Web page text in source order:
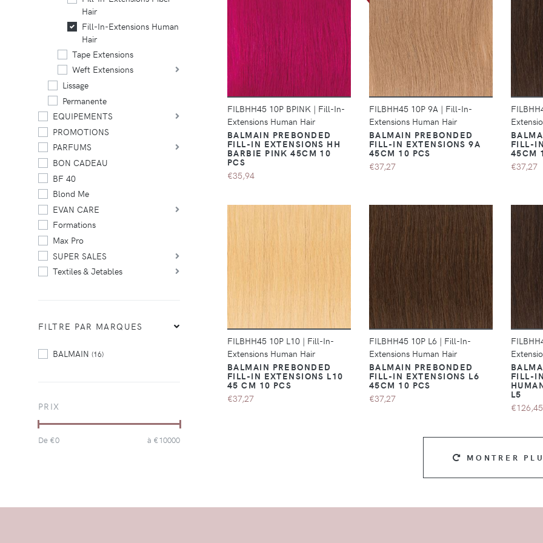
Hair
Fill-In-Extensions Human
Hair
Tape Extensions
Weft Extensions
Lissage
Permanente
EQUIPEMENTS
PROMOTIONS
PARFUMS
BON CADEAU
BF 40
Blond Me
EVAN CARE
Formations
Max Pro
SUPER SALES
Textiles & Jetables
FILTRE PAR MARQUES
BALMAIN (16)
PRIX
De €0 à €10000
DÉTAILS
FILBHH45 10P BPINK | Fill-In-
Extensions Human Hair
BALMAIN PREBONDED
FILL-IN EXTENSIONS HH
BARBIE PINK 45CM 10
PCS
€35,94
DÉTAILS
FILBHH45 10P 9A | Fill-In-
Extensions Human Hair
BALMAIN PREBONDED
FILL-IN EXTENSIONS 9A
45CM 10 PCS
€37,27
FILL-
45CM
€37,27
DÉTAILS
FILBHH45 10P L10 | Fill-In-
Extensions Human Hair
BALMAIN PREBONDED
FILL-IN EXTENSIONS L10
45 CM 10 PCS
€37,27
DÉTAILS
FILBHH45 10P L6 | Fill-In-
Extensions Human Hair
BALMAIN PREBONDED
FILL-IN EXTENSIONS L6
45CM 10 PCS
€37,27
FILL-
L5
€126,45
MONTRER